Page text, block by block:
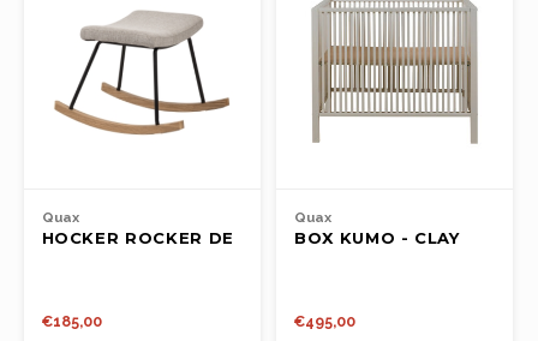
Quax
HOCKER ROCKER DE
€185,00
Quax
BOX KUMO - CLAY
€495,00